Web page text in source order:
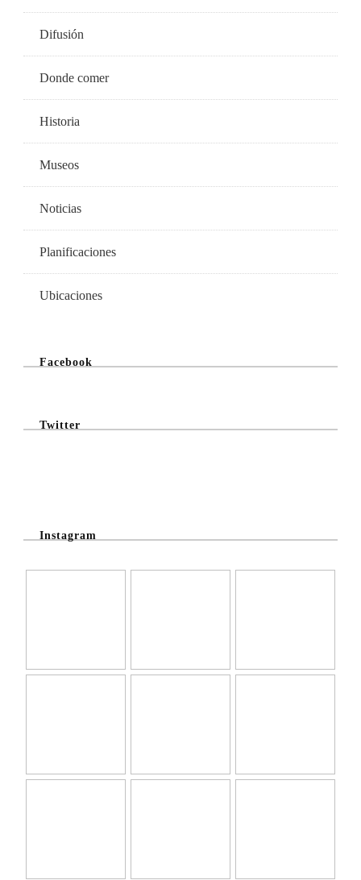
Difusión
Donde comer
Historia
Museos
Noticias
Planificaciones
Ubicaciones
Facebook
Twitter
Instagram